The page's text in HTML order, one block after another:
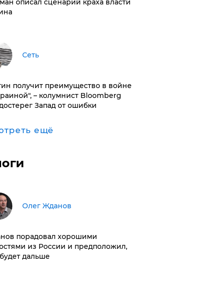
описал сценарий краха власти
Сеть
получит преимущество в войне
– колумнист Bloomberg
Запад от ошибки
ещё
Олег Жданов
порадовал хорошими
из России и предположил,
дальше